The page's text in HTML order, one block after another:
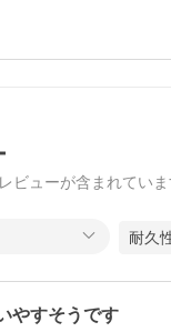
ビューが含まれていま
耐久
やすそうです